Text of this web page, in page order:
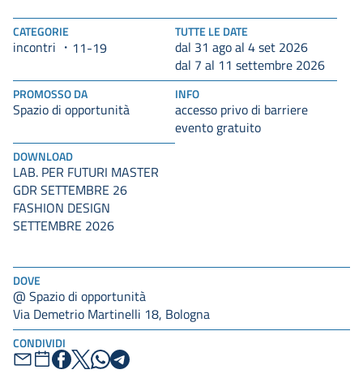
DOVE
@ Spazio di opportunità
Via Demetrio Martinelli 18, Bologna
CONDIVIDI
CATEGORIE
incontri 11-19
TUTTE LE DATE
dal 31 ago al 4 set 2026
dal 7 al 11 settembre 2026
PROMOSSO DA
Spazio di opportunità
INFO
accesso privo di barriere
evento gratuito
DOWNLOAD
LAB. PER FUTURI MASTER
GDR SETTEMBRE 26
FASHION DESIGN
SETTEMBRE 2026